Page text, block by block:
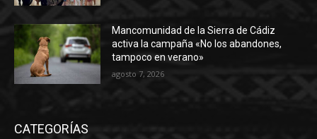
Mancomunidad de la Sierra de Cádiz
activa la campaña «No los abandones,
tampoco en verano»
agosto 7, 2026
CATEGORÍAS